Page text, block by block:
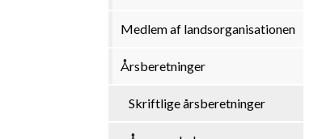
Medlem af landsorganisationen
Årsberetninger
Skriftlige årsberetninger